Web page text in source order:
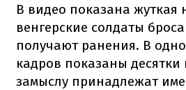
В видео показана жуткая
венгерские солдаты
получают ранения. В
кадров показаны десятки
замыслу принадлежат